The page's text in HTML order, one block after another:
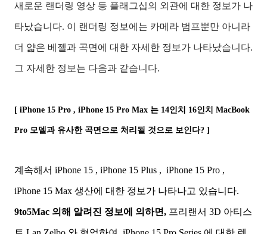
새로운 랜더링 영상 등 플래그십의 외관에 대한 정보가 나
타났습니다. 이 랜더링 정보에는 카메라 범프뿐만 아니라
더 얇은 베젤과 곡면에 대한 자세한 정보가 나타났습니다.
그 자세한 정보는 다음과 같습니다.
[ iPhone 15 Pro , iPhone 15 Pro Max 는 14인치 16인치 MacBook
Pro 모델과 유사한 곡면으로 처리될 것으로 보인다? ]
계속해서 iPhone 15 , iPhone 15 Plus , iPhone 15 Pro ,
iPhone 15 Max 생산에 대한 정보가 나타나고 있습니다.
9to5Mac 의해 알려진 정보에 의하면, 프리랜서 3D 아티스